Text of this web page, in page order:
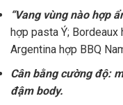
“Vang vùng nào hợp
hợp pasta Ý;
Argentina hợp BBQ
Cân bằng cường độ:
đậm body.